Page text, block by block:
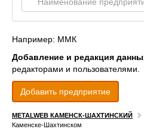
Например: ММК
Добавление и редакция
редакторами и пользователями.
Добавить предприятие
METALWEB КАМЕНСК-ШАХТИНСКИЙ
Каменске-Шахтинском